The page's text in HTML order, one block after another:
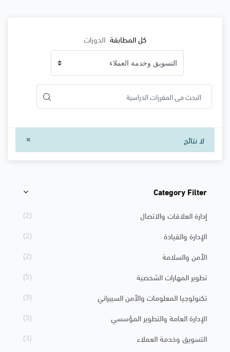
كل المطابقة الدورات
× لا نتائج
تجاوز [Cocoon] Course Categories List
Category Filter
إدارة العلاقات والاتصال (2)
الإدارة والقيادة (2)
الأمن والسلامة (2)
تطوير المهارات الشخصية (5)
تكنولوجيا المعلومات والأمن السيبراني (3)
الإدارة العامة والتطوير المؤسسي (3)
التسويق وخدمة العملاء (3)